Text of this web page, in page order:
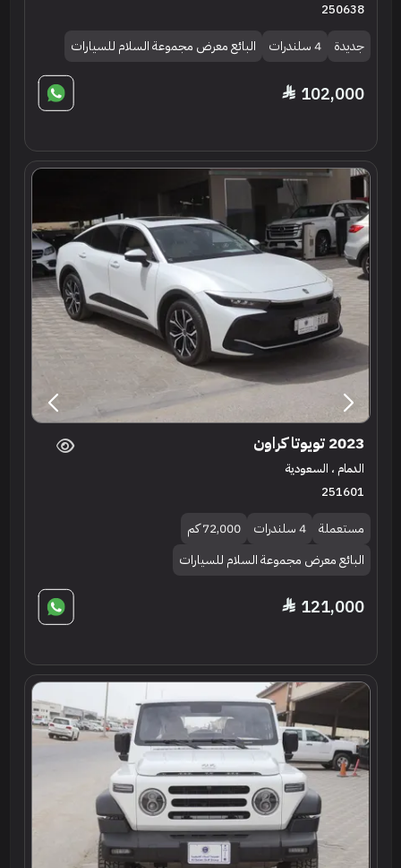
250638
جديدة 4 سلندرات البائع معرض مجموعة السلام للسيارات
102,000
2023 تويوتا كراون
الدمام ، السعودية
251601
مستعملة 4 سلندرات
72,000 كم
البائع معرض مجموعة السلام للسيارات
121,000